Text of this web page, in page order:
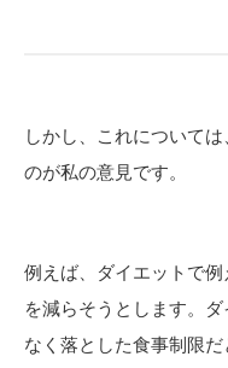
しかし、これについては
のが私の意見です。
例えば、ダイエットで
を減らそうとします。
なく落とした食事制限